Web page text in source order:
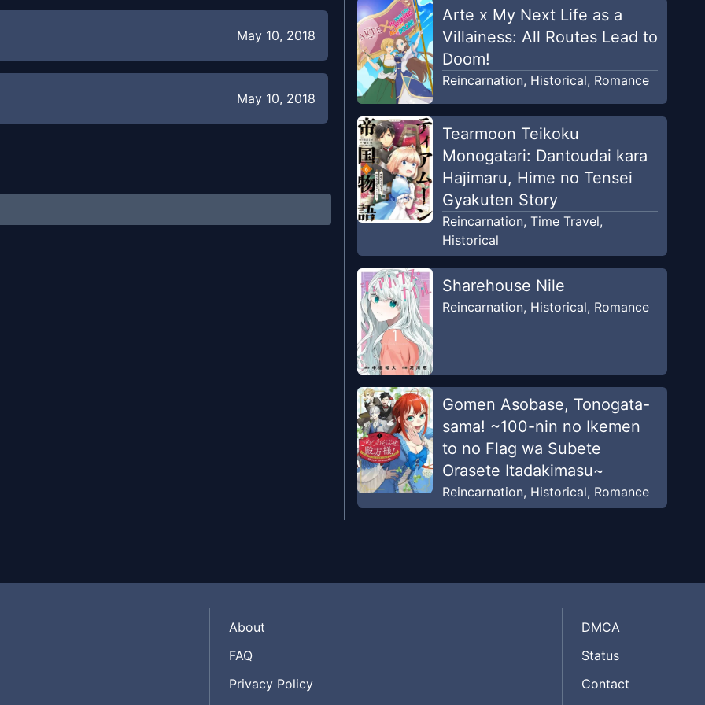
May 10, 2018
May 10, 2018
May 10, 2018
Arte x My Next Life as a
Villainess: All Routes Lead to
Doom!
Reincarnation, Historical, Romance
Tearmoon Teikoku
Monogatari: Dantoudai kara
Hajimaru, Hime no Tensei
Gyakuten Story
Reincarnation, Time Travel,
Historical
Sharehouse Nile
Reincarnation, Historical, Romance
Gomen Asobase, Tonogata-
sama! ~100-nin no Ikemen
to no Flag wa Subete
Orasete Itadakimasu~
Reincarnation, Historical, Romance
About
FAQ
Privacy Policy
DMCA
Status
Contact